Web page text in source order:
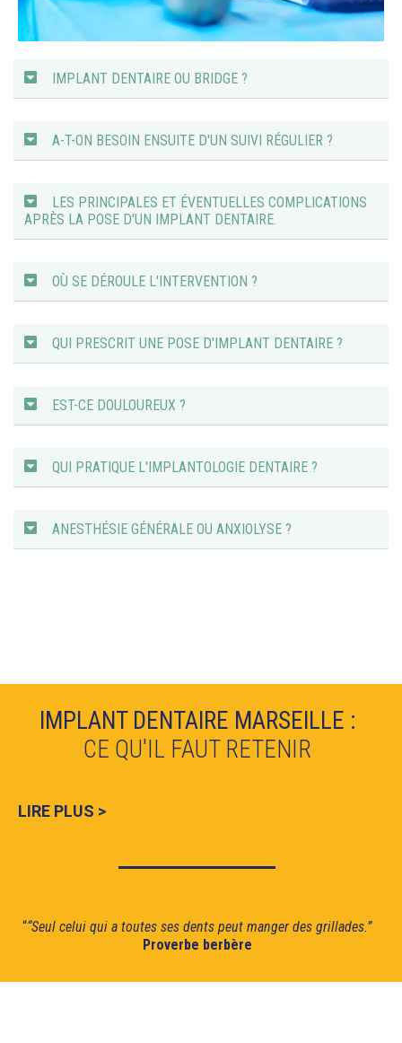
IMPLANT DENTAIRE OU BRIDGE ?
A-T-ON BESOIN ENSUITE D'UN SUIVI RÉGULIER ?
LES PRINCIPALES ET ÉVENTUELLES COMPLICATIONS
APRÈS LA POSE D'UN IMPLANT DENTAIRE.
OÙ SE DÉROULE L'INTERVENTION ?
QUI PRESCRIT UNE POSE D'IMPLANT DENTAIRE ?
EST-CE DOULOUREUX ?
QUI PRATIQUE L'IMPLANTOLOGIE DENTAIRE ?
ANESTHÉSIE GÉNÉRALE OU ANXIOLYSE ?
IMPLANT DENTAIRE MARSEILLE :
CE QU'IL FAUT RETENIR
LIRE PLUS >
““Seul celui qui a toutes ses dents peut manger des grillades.”
Proverbe berbère